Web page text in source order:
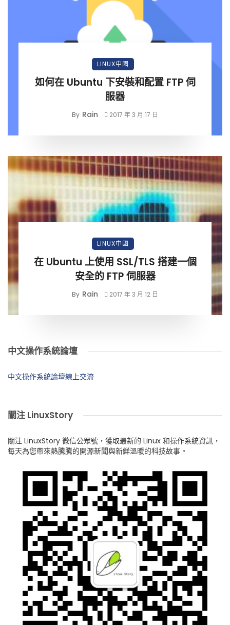
LINUX中國
如何在 Ubuntu 下安裝和配置 FTP 伺
服器
By Rain 2017 年 3 月 17 日
LINUX中國
在 Ubuntu 上使用 SSL/TLS 搭建一個
安全的 FTP 伺服器
By Rain 2017 年 3 月 12 日
中文操作系統論壇
中文操作系統論壇線上交流
關注 LinuxStory
關注 LinuxStory 微信公眾號，獲取最新的 Linux 和操作系統資訊，
每天為您帶來熱騰騰的開源新聞與新鮮溫暖的科技故事。